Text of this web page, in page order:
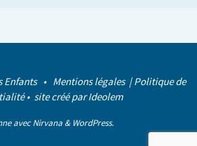
Enfants • Mentions légales |Politique de
• site créé parIdeolem
avecNirvana & WordPress.